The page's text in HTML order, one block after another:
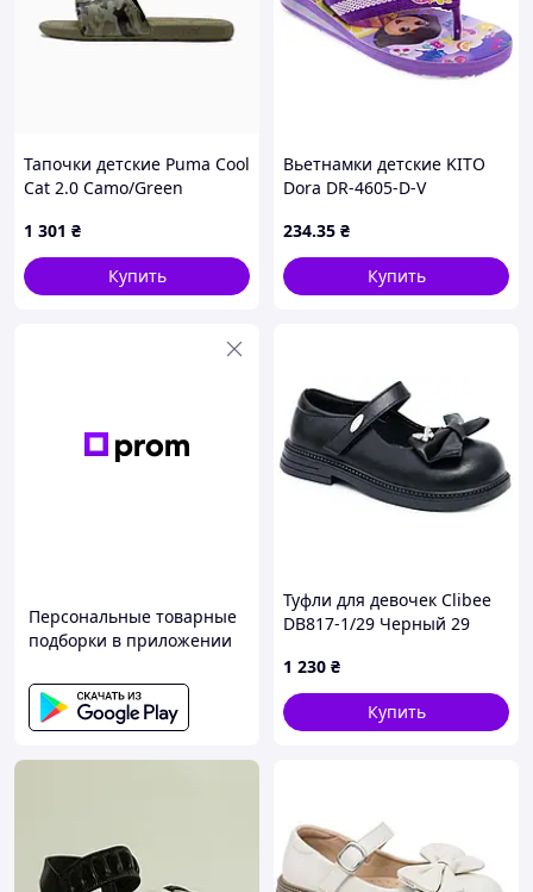
Тапочки детские Puma Cool
Cat 2.0 Camo/Green
1 301 ₴
Купить
Вьетнамки детские KITO
Dora DR-4605-D-V
EVA размер 30-35
234.35 ₴
Купить
Персональные товарные
подборки в приложении
Туфли для девочек Clibee
DB817-1/29 Черный 29
1 230 ₴
Купить